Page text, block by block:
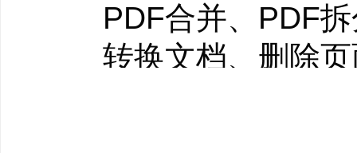
PDF合并、PDF拆
转换文档、删除页